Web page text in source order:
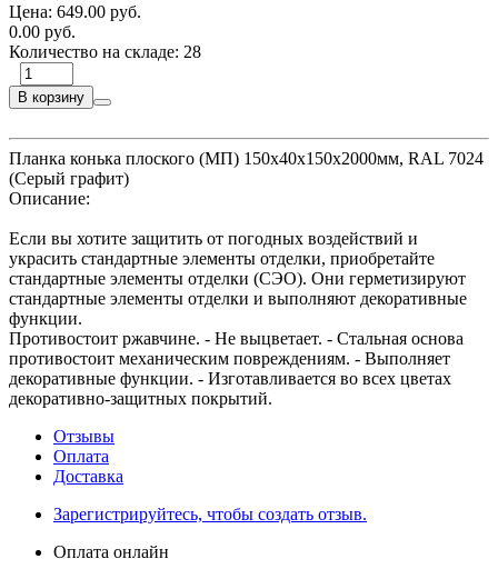
Цена: 649.00 руб.
0.00 руб.
Количество на складе: 28
В корзину
Планка конька плоского (МП) 150х40х150х2000мм, RAL 7024
(Серый графит)
Описание:
Если вы хотите защитить от погодных воздействий и
украсить стандартные элементы отделки, приобретайте
стандартные элементы отделки (СЭО). Они герметизируют
стандартные элементы отделки и выполняют декоративные
функции.
Противостоит ржавчине. - Не выцветает. - Стальная основа
противостоит механическим повреждениям. - Выполняет
декоративные функции. - Изготавливается во всех цветах
декоративно-защитных покрытий.
Отзывы
Оплата
Доставка
Зарегистрируйтесь, чтобы создать отзыв.
Оплата онлайн